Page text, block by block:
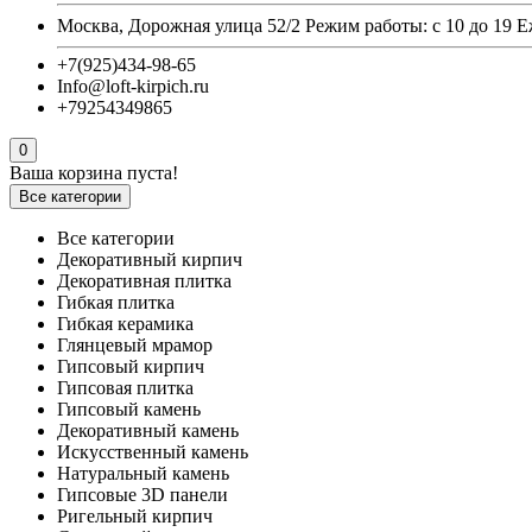
Москва, Дорожная улица 52/2 Режим работы: с 10 до 19
+7(925)434-98-65
Info@loft-kirpich.ru
+79254349865
0
Ваша корзина пуста!
Все категории
Все категории
Декоративный кирпич
Декоративная плитка
Гибкая плитка
Гибкая керамика
Глянцевый мрамор
Гипсовый кирпич
Гипсовая плитка
Гипсовый камень
Декоративный камень
Искусственный камень
Натуральный камень
Гипсовые 3D панели
Ригельный кирпич